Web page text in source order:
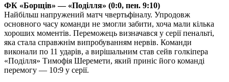
ФК «Борщів» — «Поділля» (0:0, пен. 9:10)
Найбільш напружений матч чвертьфіналу. Упродовж
основного часу команди не змогли забити, хоча мали кілька
хороших моментів. Переможець визначався у серії пенальті,
яка стала справжнім випробуванням нервів. Команди
виконали по 11 ударів, а вирішальним став сейв голкіпера
«Поділля» Тимофія Шеремети, який приніс його команді
перемогу — 10:9 у серії.